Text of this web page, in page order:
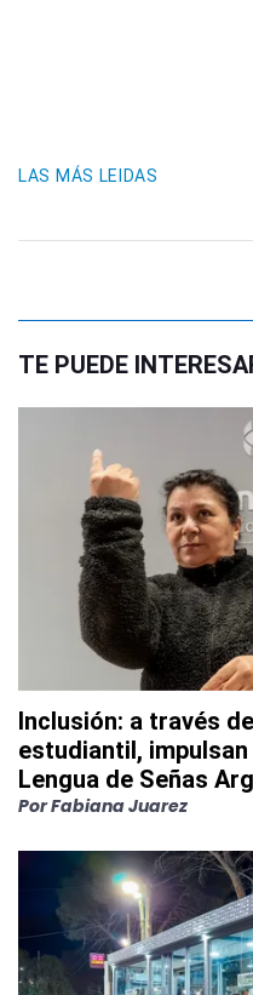
LAS MÁS LEIDAS
TE PUEDE
Inclusión: a través
estudiantil,
Lengua de Señas
PorFabiana Juarez